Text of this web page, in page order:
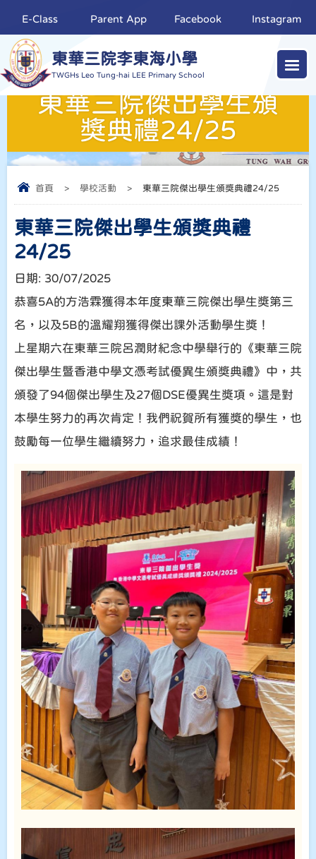
東華三院李東海小學
TWGHs Leo Tung-hai LEE Primary School
E-Class Parent App Facebook Instagram
東華三院傑出學生頒
獎典禮24/25
首頁 > 學校活動 > 東華三院傑出學生頒獎典禮24/25
東華三院傑出學生頒獎典禮
24/25
日期: 30/07/2025
恭喜5A的方浩霖獲得本年度東華三院傑出學生獎第三
名，以及5B的溫耀翔獲得傑出課外活動學生獎！
上星期六在東華三院呂潤財紀念中學舉行的《東華三院
傑出學生暨香港中學文憑考試優異生頒獎典禮》中，共
頒發了94個傑出學生及27個DSE優異生獎項。這是對
本學生努力的再次肯定！我們祝賀所有獲獎的學生，也
鼓勵每一位學生繼續努力，追求最佳成績！